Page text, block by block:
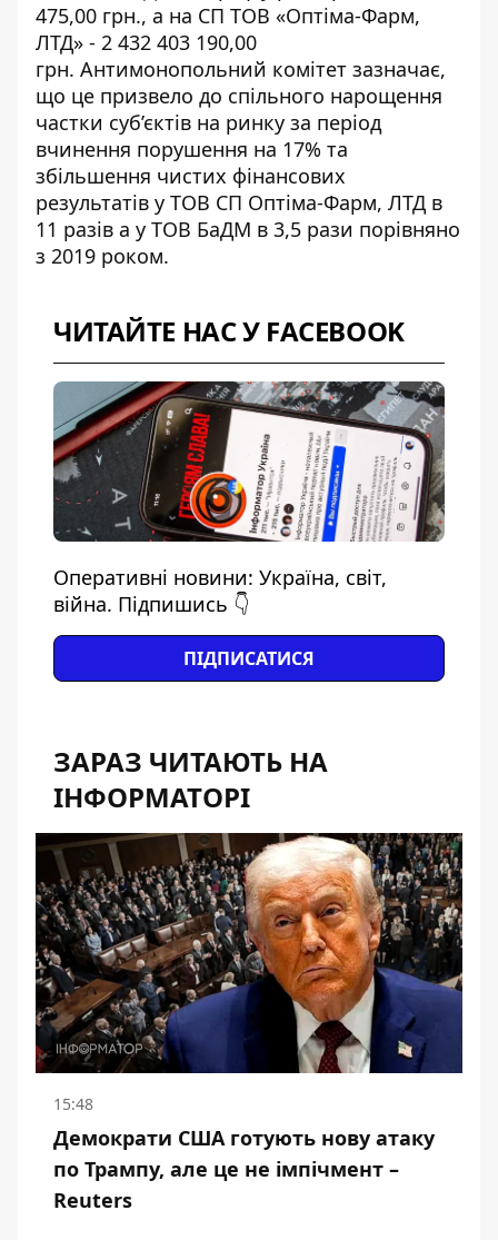
475,00 грн., а на СП ТОВ «Оптіма-Фарм,
ЛТД» - 2 432 403 190,00
грн. Антимонопольний комітет зазначає,
що це призвело до спільного нарощення
частки суб’єктів на ринку за період
вчинення порушення на 17% та
збільшення чистих фінансових
результатів у ТОВ СП Оптіма-Фарм, ЛТД в
11 разів а у ТОВ БаДМ в 3,5 рази порівняно
з 2019 роком.
ЧИТАЙТЕ НАС У FACEBOOK
Оперативні новини: Україна, світ,
війна. Підпишись 👇
ПІДПИСАТИСЯ
ЗАРАЗ ЧИТАЮТЬ НА
ІНФОРМАТОРІ
15:48
Демократи США готують нову атаку
по Трампу, але це не імпічмент –
Reuters